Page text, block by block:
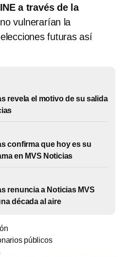
a través de la
no vulnerarían la
futuras así
revela el motivo de su salida
confirma que hoy es su
en MVS Noticias
renuncia a Noticias MVS
década al aire
públicos